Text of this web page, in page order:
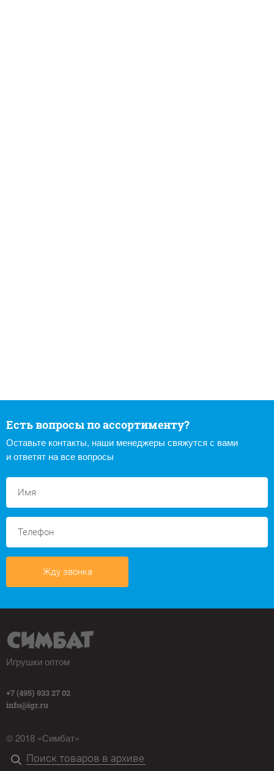
Есть вопросы по ассортименту?
Оставьте контакты, наши менеджеры свяжутся с вами
и ответят на все вопросы
Жду звонка
Игрушки оптом
+7 (495) 933 27 02
info@igr.ru
© 2018 «Симбат»